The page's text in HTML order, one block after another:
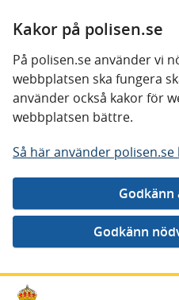
Kakor på polisen.se
På polisen.se använder vi
webbplatsen ska fungera
använder också kakor för
webbplatsen bättre.
Så här använder polisen.se
Gå direkt till innehåll